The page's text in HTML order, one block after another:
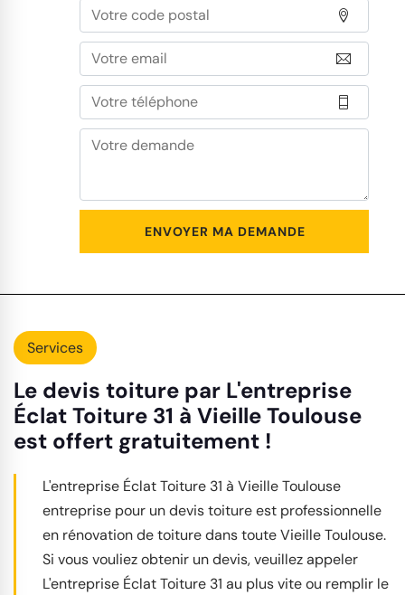
Services
Le devis toiture par L'entreprise
Éclat Toiture 31 à Vieille Toulouse
est offert gratuitement !
L'entreprise Éclat Toiture 31 à Vieille Toulouse
entreprise pour un devis toiture est professionnelle
en rénovation de toiture dans toute Vieille Toulouse.
Si vous vouliez obtenir un devis, veuillez appeler
L'entreprise Éclat Toiture 31 au plus vite ou remplir le